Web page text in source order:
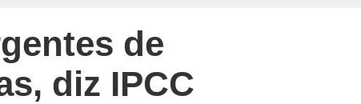
de
diz IPCC